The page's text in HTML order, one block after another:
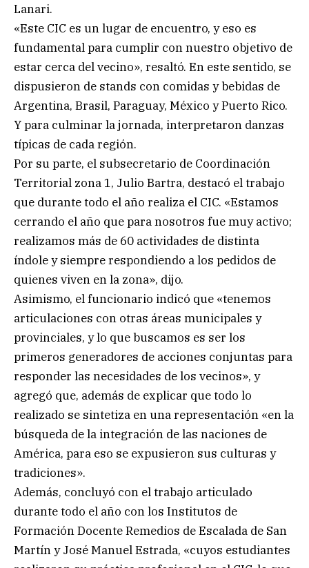
Lanari.
«Este CIC es un lugar de encuentro, y eso es
fundamental para cumplir con nuestro objetivo de
estar cerca del vecino», resaltó. En este sentido, se
dispusieron de stands con comidas y bebidas de
Argentina, Brasil, Paraguay, México y Puerto Rico.
Y para culminar la jornada, interpretaron danzas
típicas de cada región.
Por su parte, el subsecretario de Coordinación
Territorial zona 1, Julio Bartra, destacó el trabajo
que durante todo el año realiza el CIC. «Estamos
cerrando el año que para nosotros fue muy activo;
realizamos más de 60 actividades de distinta
índole y siempre respondiendo a los pedidos de
quienes viven en la zona», dijo.
Asimismo, el funcionario indicó que «tenemos
articulaciones con otras áreas municipales y
provinciales, y lo que buscamos es ser los
primeros generadores de acciones conjuntas para
responder las necesidades de los vecinos», y
agregó que, además de explicar que todo lo
realizado se sintetiza en una representación «en la
búsqueda de la integración de las naciones de
América, para eso se expusieron sus culturas y
tradiciones».
Además, concluyó con el trabajo articulado
durante todo el año con los Institutos de
Formación Docente Remedios de Escalada de San
Martín y José Manuel Estrada, «cuyos estudiantes